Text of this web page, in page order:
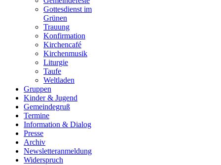
Gottesdienst im
Grünen
Trauung
Konfirmation
Kirchencafé
Kirchenmusik
Liturgie
Taufe
Weltladen
Gruppen
Kinder & Jugend
Gemeindegruß
Termine
Information & Dialog
Presse
Archiv
Newsletteranmeldung
Widerspruch